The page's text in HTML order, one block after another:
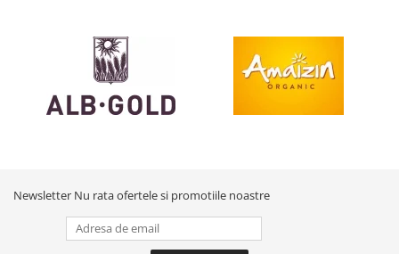
Newsletter Nu rata ofertele si promotiile noastre